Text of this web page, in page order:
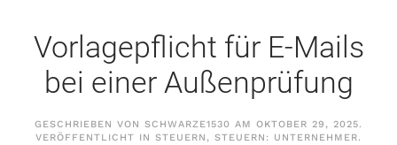
Vorlagepflicht für E-Mails
bei einer Außenprüfung
GESCHRIEBEN VON SCHWARZE1530 AM OKTOBER 29, 2025.
VERÖFFENTLICHT IN STEUERN, STEUERN: UNTERNEHMER.